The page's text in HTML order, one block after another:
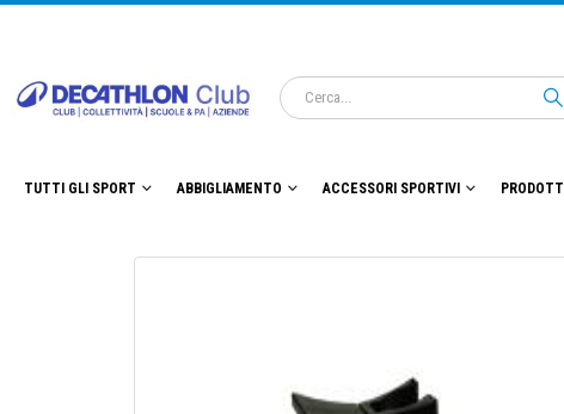
TUTTI GLI SPORT ABBIGLIAMENTO ACCESSORI SPORTIVI